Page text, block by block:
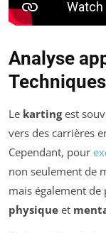
Analyse
Le kartingest
vers des carrières
Cependant, pour
non seulement de
mais également
physique et